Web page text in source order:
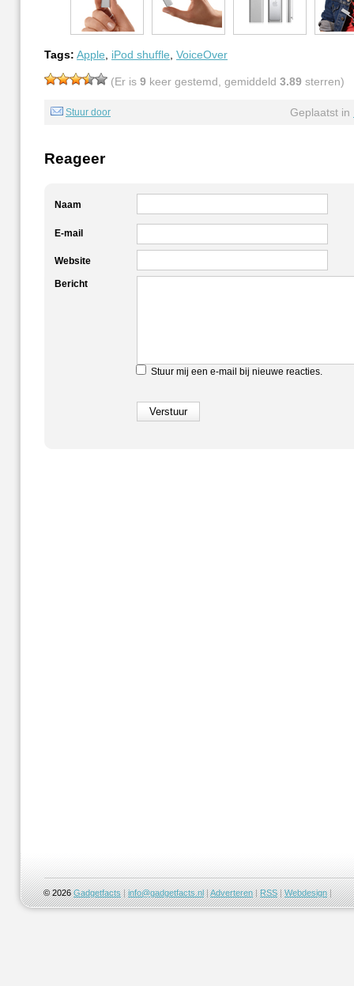
Tags: Apple iPod shuffle VoiceOver
(Er is 9 keer gestemd, gemiddeld 3.89 sterren)
Stuur door Geplaatst in
Reageer
Naam
E-mail
Website
Bericht
Stuur mij een e-mail bij nieuwe reacties.
© 2026Gadgetfacts |info@gadgetfacts.nl|Adverteren|RSS|Webdesign|